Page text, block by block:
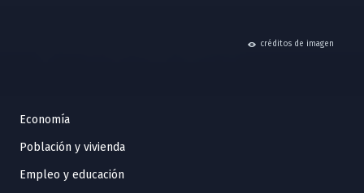
hide
créditos de imagen
Economía
Población y vivienda
Empleo y educación